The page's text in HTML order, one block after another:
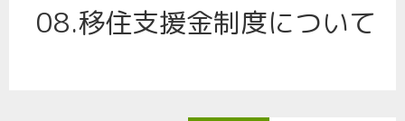
08.移住支援金制度について